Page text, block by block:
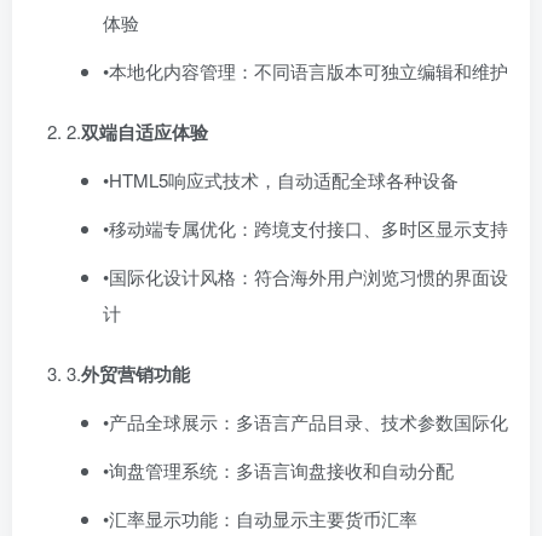
体验
•本地化内容管理：不同语言版本可独立编辑和维护
2.​双端自适应体验
•HTML5响应式技术，自动适配全球各种设备
•移动端专属优化：跨境支付接口、多时区显示支持
•国际化设计风格：符合海外用户浏览习惯的界面设
计
3.​外贸营销功能
•产品全球展示：多语言产品目录、技术参数国际化
•询盘管理系统：多语言询盘接收和自动分配
•汇率显示功能：自动显示主要货币汇率